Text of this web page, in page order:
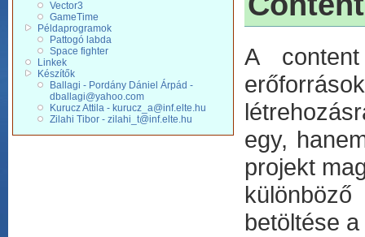
Vector3
GameTime
Példaprogramok
Pattogó labda
Space fighter
Linkek
Készítők
Ballagi - Pordány Dániel Árpád -
dballagi@yahoo.com
Kurucz Attila - kurucz_a@inf.elte.hu
Zilahi Tibor - zilahi_t@inf.elte.hu
A
egy,
projekt
betöltése